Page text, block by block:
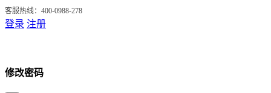
客服热线：400-0988-278
登录 注册
修改密码